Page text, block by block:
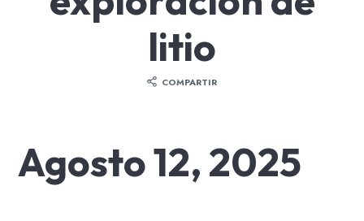
litio
COMPARTIR
Agosto 12, 2025